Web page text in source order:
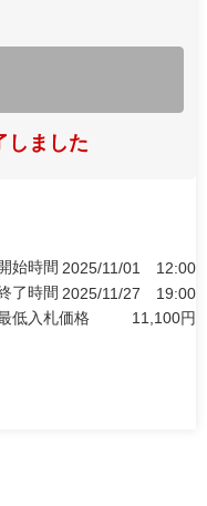
しました
開始時間 2025/11/01
12:00
了時間 2025/11/27
19:00
低入札価格
11,100円